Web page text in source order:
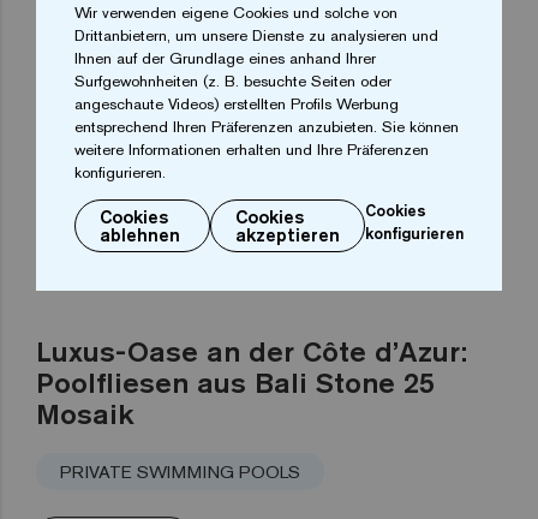
Luxus-Oase an der Côte d’Azur:
Poolfliesen aus Bali Stone 25
Mosaik
PRIVATE SWIMMING POOLS
Wir verwenden eigene Cookies und solche von
Drittanbietern, um unsere Dienste zu analysieren und
Ihnen auf der Grundlage eines anhand Ihrer
Surfgewohnheiten (z. B. besuchte Seiten oder
angeschaute Videos) erstellten Profils Werbung
entsprechend Ihren Präferenzen anzubieten. Sie können
weitere Informationen erhalten und Ihre Präferenzen
konfigurieren.
Cookies
ablehnen
Cookies
akzeptieren
Cookies
konfigurieren